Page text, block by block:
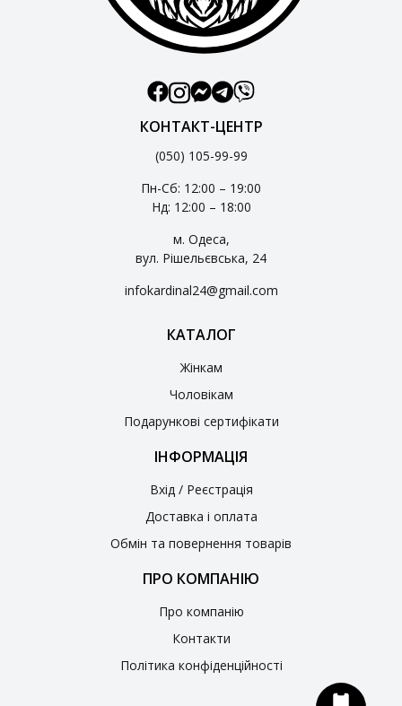
КОНТАКТ-ЦЕНТР
(050) 105-99-99
Пн-Сб: 12:00 – 19:00
Нд: 12:00 – 18:00
м. Одеса,
вул. Рішельєвська, 24
infokardinal24@gmail.com
КАТАЛОГ
Жінкам
Чоловікам
Подарункові сертифікати
ІНФОРМАЦІЯ
Вхід / Реєстрація
Доставка і оплата
Обмін та повернення товарів
ПРО КОМПАНІЮ
Про компанію
Контакти
Політика конфіденційності